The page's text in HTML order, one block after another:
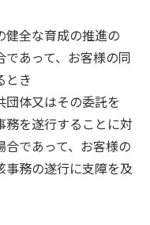
健全な育成の推進の
あって、お客様の同
とき
団体又はその委託を
務を遂行することに対
合であって、お客様の
事務の遂行に支障を及